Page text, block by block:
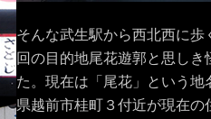
そんな武生駅から西北西に歩
回の目的地尾花遊郭と思しき
た。現在は「尾花」という
県越前市桂町３付近が現在の